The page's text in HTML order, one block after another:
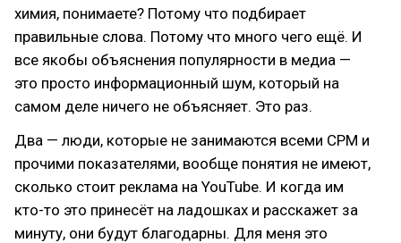
химия, понимаете? Потому что подбирает
правильные слова. Потому что много чего ещё. И
все якобы объяснения популярности в медиа —
это просто информационный шум, который на
самом деле ничего не объясняет. Это раз.
Два — люди, которые не занимаются всеми CPM и
прочими показателями, вообще понятия не имеют,
сколько стоит реклама на YouTube. И когда им
кто-то это принесёт на ладошках и расскажет за
минуту, они будут благодарны. Для меня это